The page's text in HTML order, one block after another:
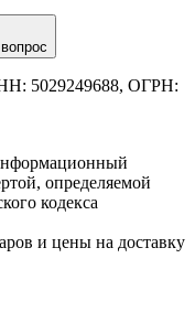
5029249688, ОГРН:
определяемой
кодекса
и цены на доставку